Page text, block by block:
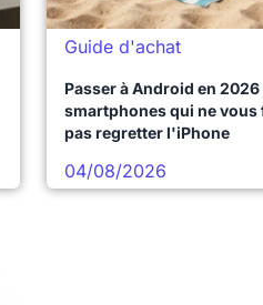
Guide d'achat
Passer à Android en 2026
smartphones qui ne vous
pas regretter l'iPhone
04/08/2026